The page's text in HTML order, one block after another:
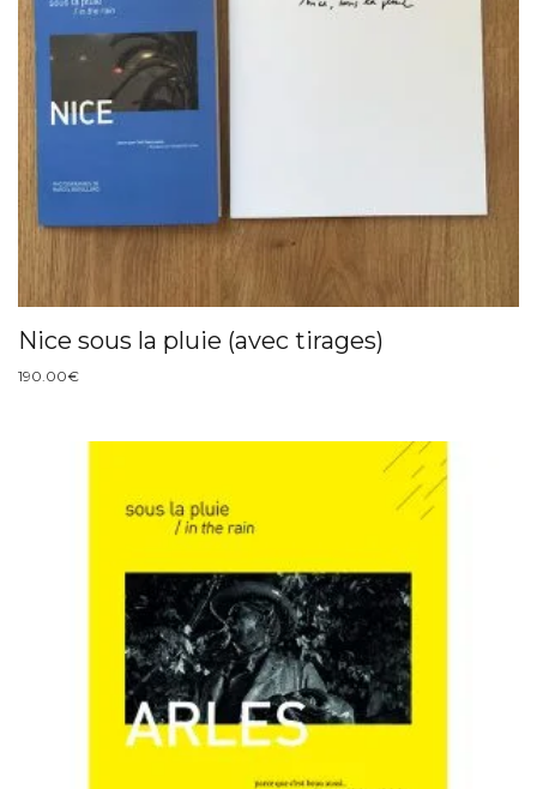
Nice sous la pluie (avec tirages)
190.00€